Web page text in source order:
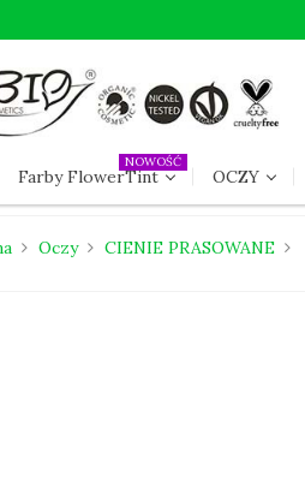
Farby FlowerTint
NOWOŚĆ
OCZY
Oczy CIENIE PRASOWANE